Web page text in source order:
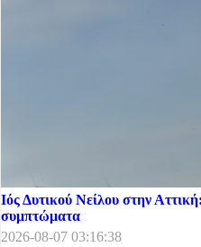
Ιός Δυτικού Νείλου στην
συμπτώματα
2026-08-07 03:16:38